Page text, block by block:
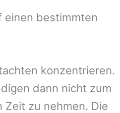
einen bestimmten
konzentrieren.
dann nicht zum
zu nehmen. Die